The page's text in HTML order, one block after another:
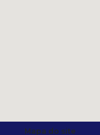
Mapa do site